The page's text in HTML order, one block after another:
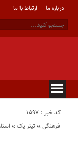
درباره ما ارتباط با ما
کد خبر : 1597
استان «تیتر یک «فرهنگی